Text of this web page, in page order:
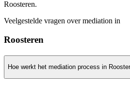
Roosteren.
Veelgestelde vragen over mediation in
Roosteren
Hoe werkt het mediation process in